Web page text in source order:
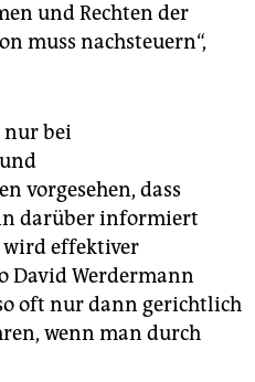
und Rechten der
muss nachsteuern“,
nur bei
vorgesehen, dass
darüber informiert
wird effektiver
David Werdermann
oft nur dann gerichtlich
wenn man durch